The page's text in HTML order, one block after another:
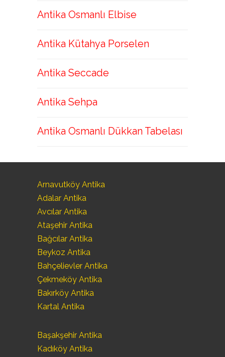
Antika Osmanlı Elbise
Antika Kütahya Porselen
Antika Seccade
Antika Sehpa
Antika Osmanlı Dükkan Tabelası
Arnavutköy Antika
Adalar Antika
Avcılar Antika
Ataşehir Antika
Bağcılar Antika
Beykoz Antika
Bahçelievler Antika
Çekmeköy Antika
Bakırköy Antika
Kartal Antika
Başakşehir Antika
Kadıköy Antika